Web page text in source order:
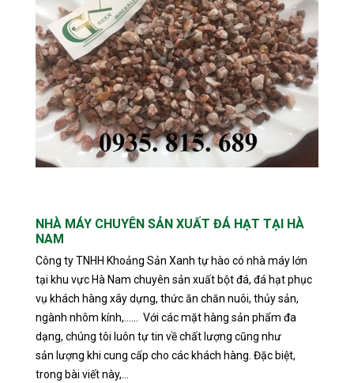
NHÀ MÁY CHUYÊN SẢN XUẤT ĐÁ HẠT TẠI HÀ
NAM
Công ty TNHH Khoảng Sản Xanh tự hào có nhà máy lớn
tại khu vực Hà Nam chuyên sản xuất bột đá, đá hạt phục
vụ khách hàng xây dựng, thức ăn chăn nuôi, thủy sản,
ngành nhôm kính,...... Với các mặt hàng sản phẩm đa
dạng, chúng tôi luôn tự tin về chất lượng cũng như
sản lượng khi cung cấp cho các khách hàng. Đặc biệt,
trong bài viết này,...